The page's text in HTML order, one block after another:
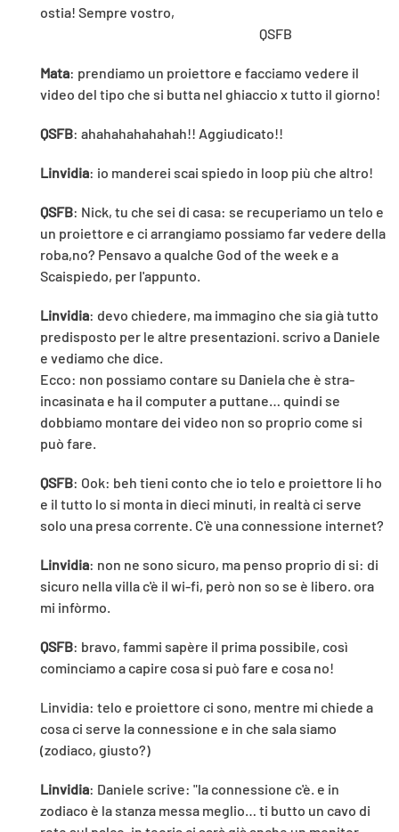
ostia! Sempre vostro,
QSFB
Mata: prendiamo un proiettore e facciamo vedere il
video del tipo che si butta nel ghiaccio x tutto il giorno!
QSFB: ahahahahahahah!! Aggiudicato!!
Linvidia: io manderei scai spiedo in loop più che altro!
QSFB: Nick, tu che sei di casa: se recuperiamo un telo e
un proiettore e ci arrangiamo possiamo far vedere della
roba,no? Pensavo a qualche God of the week e a
Scaispiedo, per l'appunto.
Linvidia: devo chiedere, ma immagino che sia già tutto
predisposto per le altre presentazioni. scrivo a Daniele
e vediamo che dice.
Ecco: non possiamo contare su Daniela che è stra-
incasinata e ha il computer a puttane… quindi se
dobbiamo montare dei video non so proprio come si
può fare.
QSFB: Ook: beh tieni conto che io telo e proiettore li ho
e il tutto lo si monta in dieci minuti, in realtà ci serve
solo una presa corrente. C'è una connessione internet?
Linvidia: non ne sono sicuro, ma penso proprio di si: di
sicuro nella villa c'è il wi-fi, però non so se è libero. ora
mi infòrmo.
QSFB: bravo, fammi sapère il prima possibile, così
cominciamo a capire cosa si può fare e cosa no!
Linvidia: telo e proiettore ci sono, mentre mi chiede a
cosa ci serve la connessione e in che sala siamo
(zodiaco, giusto?)
Linvidia: Daniele scrive: "la connessione c'è. e in
zodiaco è la stanza messa meglio… ti butto un cavo di